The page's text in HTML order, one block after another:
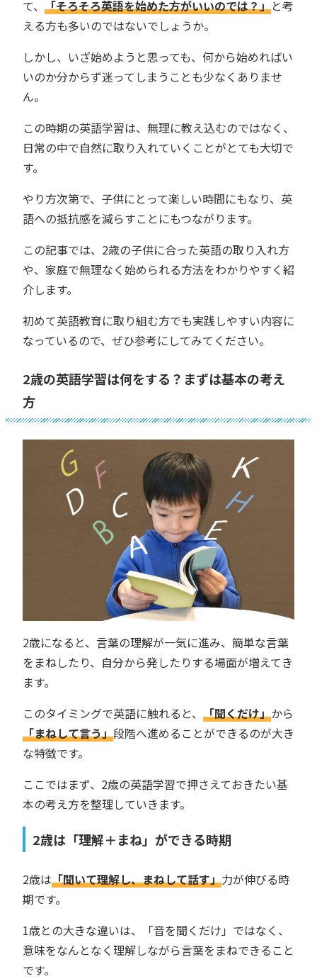
て、 「そろそろ英語を始めた方がいいのでは？」と考
える方も多いのではないでしょうか。
しかし、いざ始めようと思っても、何から始めればい
いのか分からず迷ってしまうことも少なくありませ
ん。
この時期の英語学習は、無理に教え込むのではなく、
日常の中で自然に取り入れていくことがとても大切で
す。
やり方次第で、子供にとって楽しい時間にもなり、英
語への抵抗感を減らすことにもつながります。
この記事では、2歳の子供に合った英語の取り入れ方
や、家庭で無理なく始められる方法をわかりやすく紹
介します。
初めて英語教育に取り組む方でも実践しやすい内容に
なっているので、ぜひ参考にしてみてください。
2歳の英語学習は何をする？まずは基本の考え
方
2歳になると、言葉の理解が一気に進み、簡単な言葉
をまねしたり、自分から発したりする場面が増えてき
ます。
このタイミングで英語に触れると、 「聞くだけ」から
「まねして言う」段階へ進めることができるのが大き
な特徴です。
ここではまず、2歳の英語学習で押さえておきたい基
本の考え方を整理していきます。
2歳は「理解＋まね」ができる時期
2歳は「聞いて理解し、まねして話す」力が伸びる時
期です。
1歳との大きな違いは、「音を聞くだけ」ではなく、
意味をなんとなく理解しながら言葉をまねできること
です。